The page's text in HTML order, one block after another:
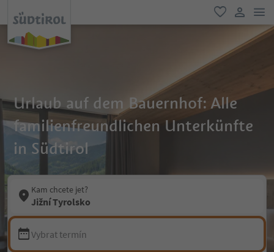
oblíbené
Urlaub auf dem Bauernhof: Alle
familienfreundlichen Unterkünfte
in Südtirol
Kam chcete jet?
Jižní Tyrolsko
Vybrat termín